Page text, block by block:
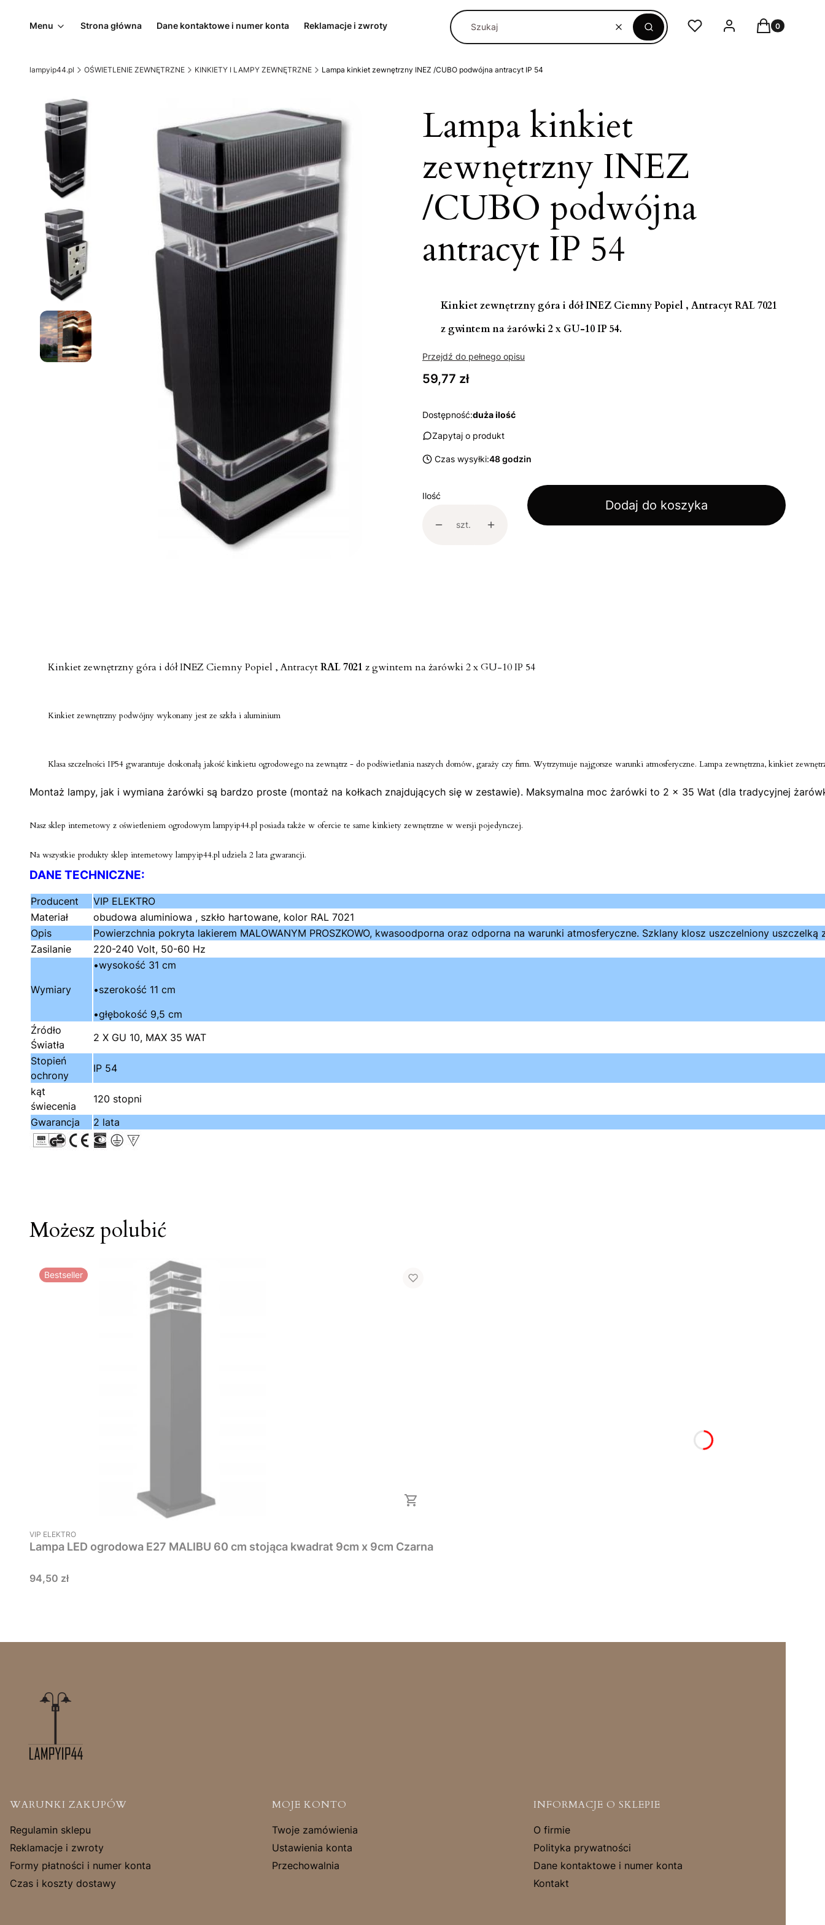
Menu Strona główna Dane kontaktowe i numer konta Reklamacje i zwroty
WyczyśćSzukaj
Ulubione Zaloguj sięProdukty w
Koszyk
lampyip44.pl OŚWIETLENIE ZEWNĘTRZNE KINKIETY I LAMPY ZEWNĘTRZNE Lampa kinkiet zewnętrzny INEZ /CUBO podwójna antracyt IP 54
Lampa kinkiet
zewnętrzny INEZ
/CUBO podwójna
antracyt IP 54
Kinkiet zewnętrzny góra i dół INEZ Ciemny Popiel , AntracytRAL 7021
z gwintem na żarówki 2 x GU-10 IP 54.
Przejdź do pełnego opisu
Cena
59,77 zł
Dostępność:duża ilość
Zapytaj o produkt
Czas wysyłki:48 godzin
Ilość
szt.
Dodaj do koszyka
Kinkiet zewnętrzny góra i dół INEZ Ciemny Popiel , AntracytRAL 7021 z gwintem na żarówki 2 x GU-10 IP 54
Kinkiet zewnętrzny podwójny wykonany jest ze szkła i aluminium
Klasa szczelności IP54 gwarantuje doskonałą jakość kinkietu ogrodowego na zewnątrz - do podświetlania naszych domów, garaży czy firm. Wytrzymuje najgorsze warunki atmosferyczne. Lampa zewnętrzna, kinkiet
Montaż lampy, jak i wymiana żarówki są bardzo proste (montaż na kołkach znajdujących się w zestawie). Maksymalna moc żarówki to 2 x 35 Wat (dla tradycyjnej
Nasz sklep internetowy z oświetleniem ogrodowym lampyip44.pl posiada także w ofercie te same kinkiety zewnętrzne w wersji pojedynczej.
Na wszystkie produkty sklep internetowy lampyip44.pl udziela 2 lata gwarancji.
DANE TECHNICZNE:
Producent
VIP ELEKTRO
Materiał
obudowa aluminiowa , szkło hartowane, kolor RAL 7021
Opis
Powierzchnia pokryta lakierem MALOWANYM PROSZKOWO, kwasoodporna oraz odporna na warunki atmosferyczne. Szklany klosz uszczelniony uszczelką
Zasilanie
220-240 Volt, 50-60 Hz
Wymiary
•wysokość 31 cm
•szerokość 11 cm
•głębokość 9,5 cm
Źródło
Światła
2 X GU 10, MAX 35 WAT
Stopień
ochrony
IP 54
kąt
świecenia
120 stopni
Gwarancja
2 lata
Możesz polubić
Bestseller
PRODUCENT
VIP ELEKTRO
Lampa LED ogrodowa E27 MALIBU 60 cm stojąca kwadrat 9cm x 9cm Czarna
Cena
94,50 zł
Linki w stopce
WARUNKI ZAKUPÓW
Regulamin sklepu
Reklamacje i zwroty
Formy płatności i numer konta
Czas i koszty dostawy
MOJE KONTO
Twoje zamówienia
Ustawienia konta
Przechowalnia
INFORMACJE O SKLEPIE
O firmie
Polityka prywatności
Dane kontaktowe i numer konta
Kontakt